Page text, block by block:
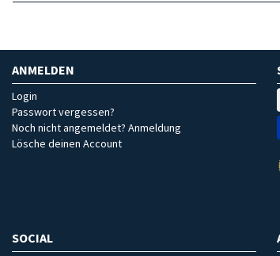
ANMELDEN
Login
Passwort vergessen?
Noch nicht angemeldet? Anmeldung
Lösche deinen Account
SOCIAL